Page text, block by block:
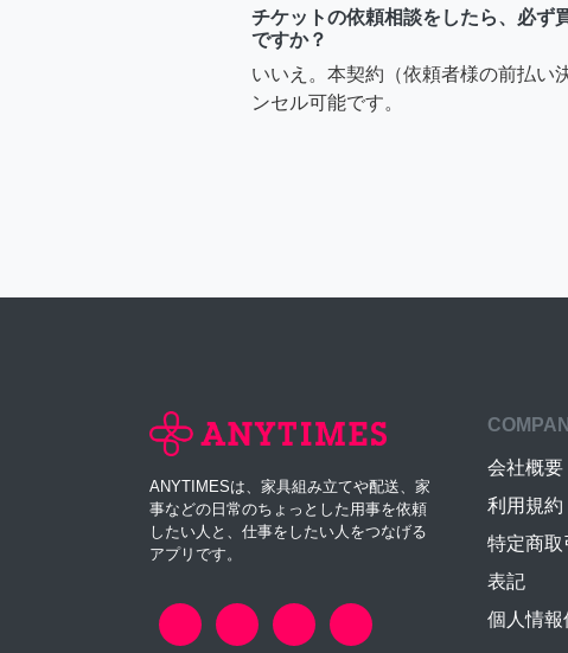
チケットの依頼相談をしたら、必ず
ですか？
いいえ。本契約（依頼者様の前払い
ンセル可能です。
ANYTIMESは、家具組み立てや配送、家
事などの日常のちょっとした用事を依頼
したい人と、仕事をしたい人をつなげる
アプリです。
会社概要
利用規約
特定商取
表記
個人情報